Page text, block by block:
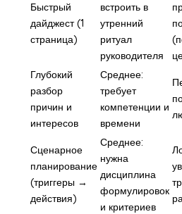
Быстрый
дайджест (1
страница)
встроить в
утренний
ритуал
руководителя
Глубокий
разбор
причин и
интересов
Среднее:
требует
компетенции и
времени
Сценарное
планирование
(триггеры →
действия)
Среднее:
нужна
дисциплина
формулировок
и критериев